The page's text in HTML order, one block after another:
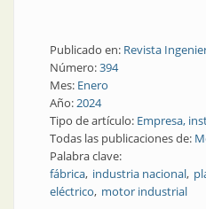
Publicado en: Revista
Número:394
Mes: Enero
Año:2024
Tipo de artículo: Empresa,
Todas las publicaciones de:
Palabra clave:
fábrica industria nacional
eléctrico motor industrial